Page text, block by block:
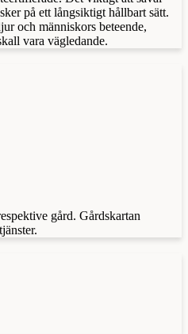
på ett långsiktigt hållbart sätt.
och människors beteende,
vara vägledande.
gård. Gårdskartan